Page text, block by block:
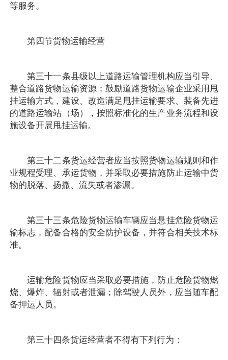
等服务。
第四节货物运输经营
第三十一条县级以上道路运输管理机构应当引导、
整合道路货物运输资源；鼓励道路货物运输企业采用甩
挂运输方式，建设、改造满足甩挂运输要求、装备先进
的道路运输站（场），按照标准化的生产业务流程和设
施设备开展甩挂运输。
第三十二条货运经营者应当按照货物运输规则和作
业规程受理、承运货物，并采取必要措施防止运输中货
物的脱落、扬撒、流失或者渗漏。
第三十三条危险货物运输车辆应当悬挂危险货物运
输标志，配备合格的安全防护设备，并符合相关技术标
准。
运输危险货物应当采取必要措施，防止危险货物燃
烧、爆炸、辐射或者泄漏；除驾驶人员外，应当随车配
备押运人员。
第三十四条货运经营者不得有下列行为：